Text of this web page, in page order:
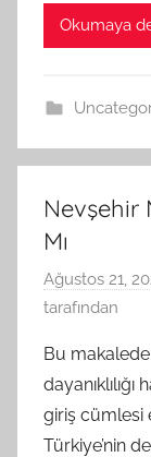
Okumaya
Nevşehir
Mı
Ağustos 21,
tarafından
Bu
giriş cümlesi
Türkiye’nin